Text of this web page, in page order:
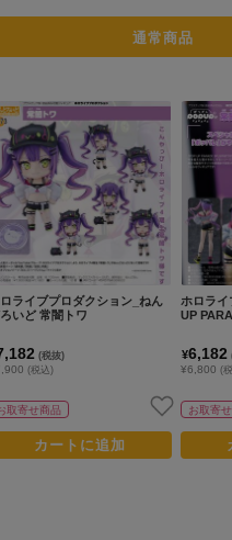
通常商品
ライブプロダクション_ねん
いど 常闇トワ
(税抜)
(税込)
取寄せ商品
カートに追加
ホロラ
UP
¥6,182
¥6,800(
お取寄